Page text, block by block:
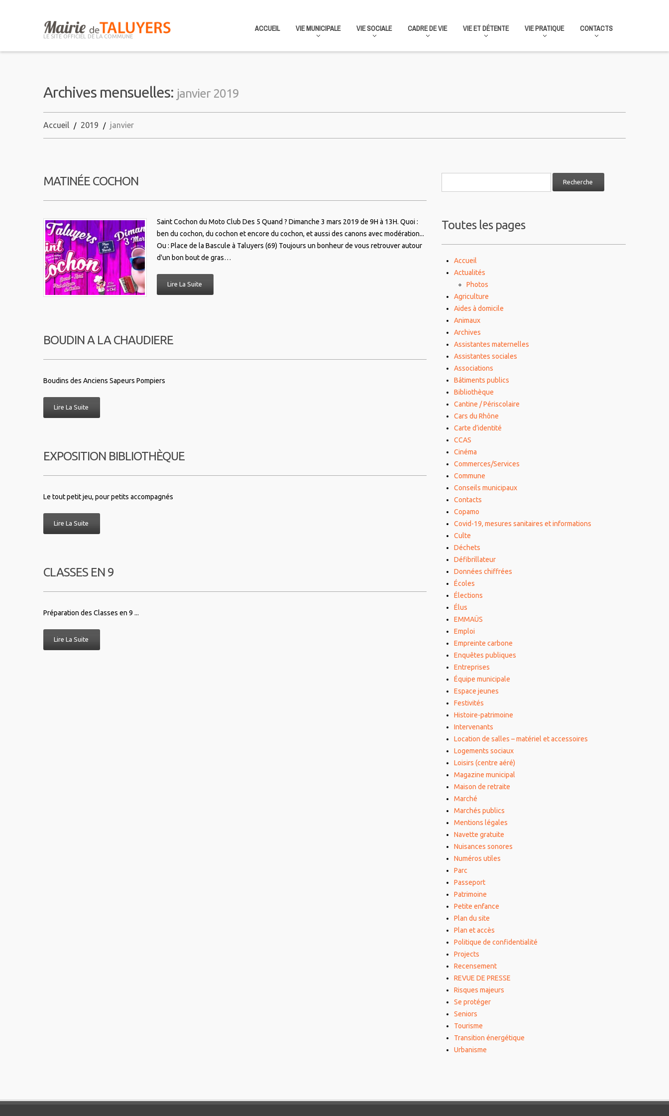
LE SITE OFFICIEL DE LA COMMUNE
ACCUEIL VIE MUNICIPALE VIE SOCIALE CADRE DE VIE VIE ET DÉTENTE VIE PRATIQUE CONTACTS
Archives mensuelles: janvier 2019
Accueil 2019 janvier
MATINÉE COCHON
Saint Cochon du Moto Club Des 5 Quand ? Dimanche 3 mars 2019 de 9H à 13H. Quoi :
ben du cochon, du cochon et encore du cochon, et aussi des canons avec modération...
Ou : Place de la Bascule à Taluyers (69) Toujours un bonheur de vous retrouver autour
d'un bon bout de gras…
Lire La Suite
BOUDIN A LA CHAUDIERE
Boudins des Anciens Sapeurs Pompiers
Lire La Suite
EXPOSITION BIBLIOTHÈQUE
Le tout petit jeu, pour petits accompagnés
Lire La Suite
CLASSES EN 9
Préparation des Classes en 9 ...
Lire La Suite
Toutes les pages
Accueil
Actualités
Photos
Agriculture
Aides à domicile
Animaux
Archives
Assistantes maternelles
Assistantes sociales
Associations
Bâtiments publics
Bibliothèque
Cantine / Périscolaire
Cars du Rhône
Carte d’identité
CCAS
Cinéma
Commerces/Services
Commune
Conseils municipaux
Contacts
Copamo
Covid-19, mesures sanitaires et informations
Culte
Déchets
Défibrillateur
Données chiffrées
Écoles
Élections
Élus
EMMAÜS
Emploi
Empreinte carbone
Enquêtes publiques
Entreprises
Équipe municipale
Espace jeunes
Festivités
Histoire-patrimoine
Intervenants
Location de salles – matériel et accessoires
Logements sociaux
Loisirs (centre aéré)
Magazine municipal
Maison de retraite
Marché
Marchés publics
Mentions légales
Navette gratuite
Nuisances sonores
Numéros utiles
Parc
Passeport
Patrimoine
Petite enfance
Plan du site
Plan et accès
Politique de confidentialité
Projects
Recensement
REVUE DE PRESSE
Risques majeurs
Se protéger
Seniors
Tourisme
Transition énergétique
Urbanisme